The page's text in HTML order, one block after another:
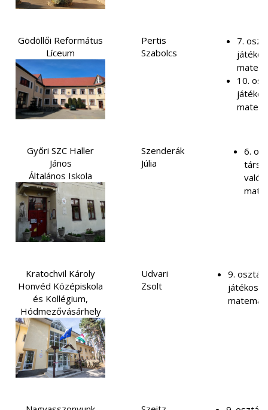
Gödöllői Református
Líceum
Pertis
Szabolcs
7.
10.
Győri SZC Haller
János
Általános Iskola
Szenderák
Júlia
6.
való
Kratochvil Károly
Honvéd Középiskola
és Kollégium,
Hódmezővásárhely
Udvari
Zsolt
9. osztály